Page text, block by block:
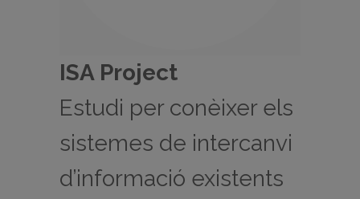
ISA Project
Estudi per conèixer els
sistemes de intercanvi
d’informació existents